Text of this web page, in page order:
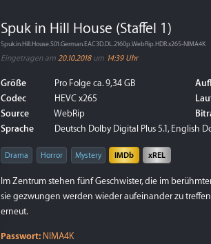
Spuk in Hill House (Staffel 1)
Spuk.in.Hill.House.S01.German.EAC3D.DL.2160p.WebRip.HDR.x265-NIMA4K
Eingetragen am 20.10.2018um 14:39 Uhr
Größe
Pro Folge ca. 9,34 GB
Codec
HEVC x265
Source
WebRip
Sprache
Deutsch Dolby Digital Plus 5.1, English
Drama Horror Mystery IMDb xREL
Im Zentrum stehen fünf Geschwister, die im
sie gezwungen werden wieder aufeinander zu
erneut.
Passwort: NIMA4K